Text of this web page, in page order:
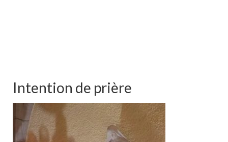
Intention de prière